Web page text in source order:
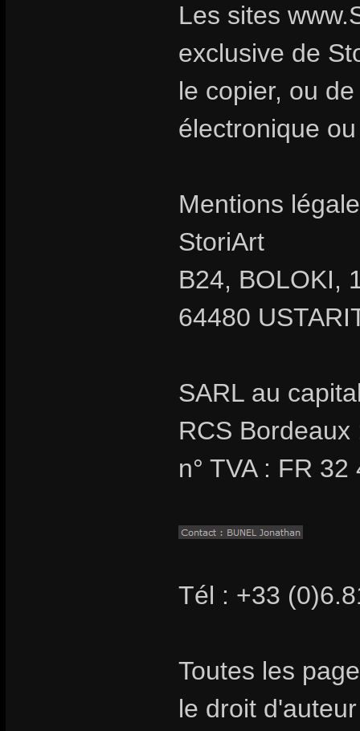
Les sites
exclusive de
le copier, ou
électronique
Mentions
StoriArt
B24, BOLOKI,
64480
SARL au
RCS
n° TVA : FR
Tél : +33
Toutes les
le droit